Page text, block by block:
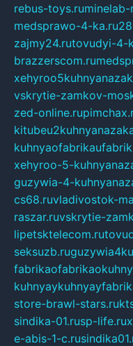
rebus-toys.ruminelab-
medsprawo-4-ka.ru
zajmy24.rutovudyi-4-
brazzerscom.ru
vskrytie-zamkov-
zed-online.ru
xehyroo-5-
guzywia-4-
cs68.ruvladivostok-
raszar.ruvskrytie-
lipetsktelecom.ru
seksuzb.ru
store-brawl-stars.ru
sindika-01.rusp-life.ru
e-abis-1-c.ru